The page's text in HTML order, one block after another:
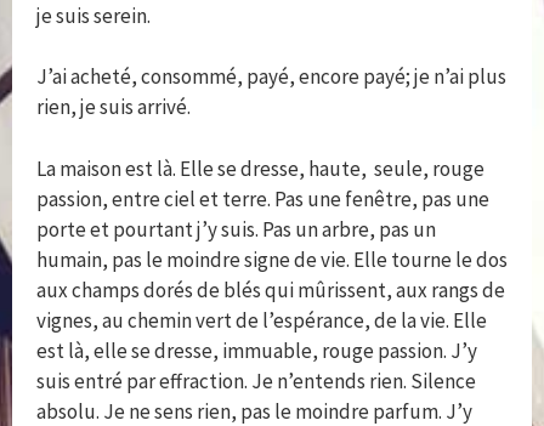
je suis serein.
J’ai acheté, consommé, payé, encore payé; je n’ai plus
rien, je suis arrivé.
La maison est là. Elle se dresse, haute, seule, rouge
passion, entre ciel et terre. Pas une fenêtre, pas une
porte et pourtant j’y suis. Pas un arbre, pas un
humain, pas le moindre signe de vie. Elle tourne le dos
aux champs dorés de blés qui mûrissent, aux rangs de
vignes, au chemin vert de l’espérance, de la vie. Elle
est là, elle se dresse, immuable, rouge passion. J’y
suis entré par effraction. Je n’entends rien. Silence
absolu. Je ne sens rien, pas le moindre parfum. J’y